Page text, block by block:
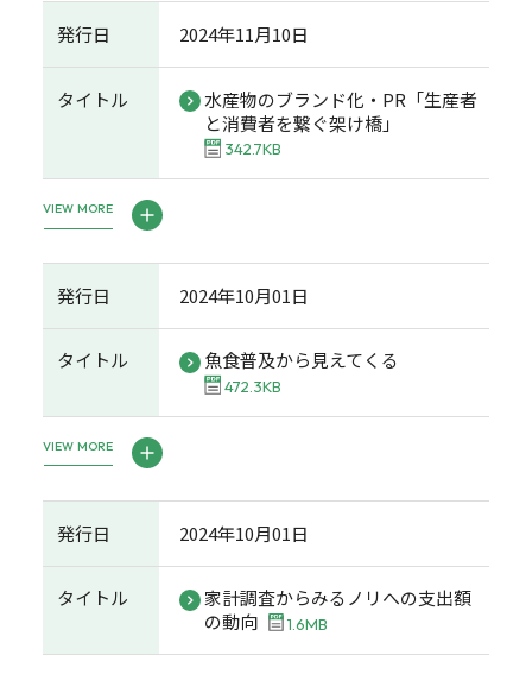
発行日 2024年11月10日
タイトル
水産物のブランド化・PR「生産者
と消費者を繋ぐ架け橋」
342.7KB
VIEW MORE
発行日 2024年10月01日
タイトル 魚食普及から見えてくる
472.3KB
VIEW MORE
発行日 2024年10月01日
タイトル
家計調査からみるノリへの支出額
の動向
1.6MB